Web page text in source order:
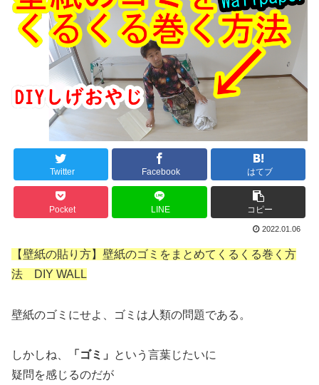
Twitter Facebook はてブ
Pocket LINE コピー
2022.01.06
【壁紙の貼り方】壁紙のゴミをまとめてくるくる巻く方
法 DIY WALL
壁紙のゴミにせよ、ゴミは人類の問題である。
しかしね、 「ゴミ」
という言葉じたいに
疑問を感じるのだが